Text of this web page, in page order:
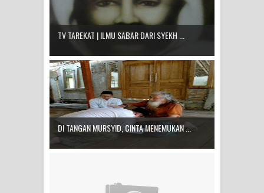
TV TAREKAT | ILMU SABAR DARI SYEKH ...
DI TANGAN MURSYID, CINTA MENEMUKAN ...